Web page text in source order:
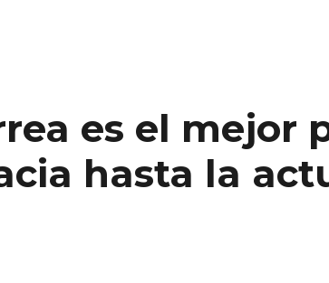
es el mejor
hasta la